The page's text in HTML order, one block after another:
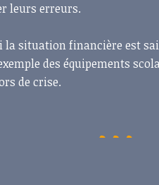
leurs erreurs.
la situation financière est
des équipements
de crise.